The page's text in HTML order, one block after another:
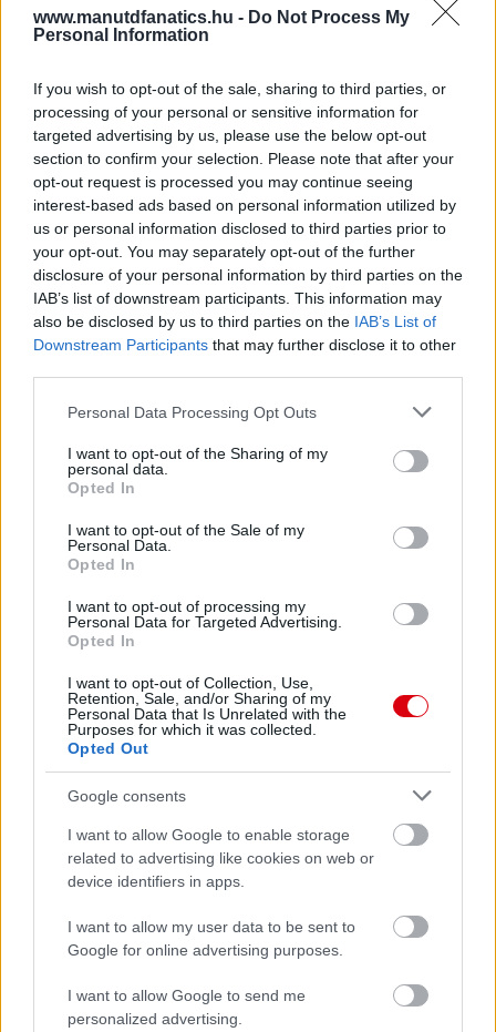
www.manutdfanatics.hu - Do Not Process My
Personal Information
If you wish to opt-out of the sale, sharing to third parties, or
processing of your personal or sensitive information for
targeted advertising by us, please use the below opt-out
section to confirm your selection. Please note that after your
opt-out request is processed you may continue seeing
interest-based ads based on personal information utilized by
us or personal information disclosed to third parties prior to
your opt-out. You may separately opt-out of the further
disclosure of your personal information by third parties on the
IAB’s list of downstream participants. This information may
also be disclosed by us to third parties on the IAB’s List of
Downstream Participants that may further disclose it to other
Please note that this website/app uses one or more Google
not limited to your visit or usage behaviour. You may click to
grant or deny consent to Google and its third-party tags to
use your data for below specified purposes in below Google
consent section.
Personal Data Processing Opt Outs
I want to opt-out of the Sharing of my
personal data.
Opted In
I want to opt-out of the Sale of my
Personal Data.
Opted In
I want to opt-out of processing my
Personal Data for Targeted Advertising.
Opted In
I want to opt-out of Collection, Use,
Retention, Sale, and/or Sharing of my
Personal Data that Is Unrelated with the
Purposes for which it was collected.
Opted Out
Google consents
I want to allow Google to enable storage
related to advertising like cookies on web or
device identifiers in apps.
I want to allow my user data to be sent to
Google for online advertising purposes.
I want to allow Google to send me
personalized advertising.
Meccs Center
Leeds UnitedvsManchester
United
Felkészülési szezon 5. mérkőzés
Croke Park, Dublin
2026-08-12 20:30
3 nap 6 óra 42 perc 39 másodperc